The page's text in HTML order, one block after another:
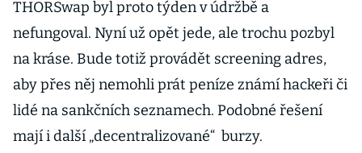
THORSwap byl proto týden v údržbě a
nefungoval. Nyní už opět jede, ale trochu pozbyl
na kráse. Bude totiž provádět screening adres,
aby přes něj nemohli prát peníze známí hackeři či
lidé na sankčních seznamech. Podobné řešení
mají i další „decentralizované“ burzy.